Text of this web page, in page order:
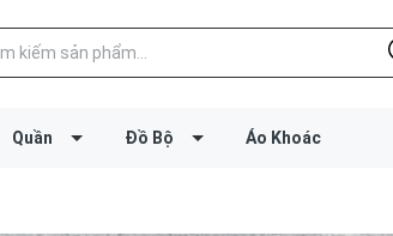
Quần Đồ Bộ Áo Khoác